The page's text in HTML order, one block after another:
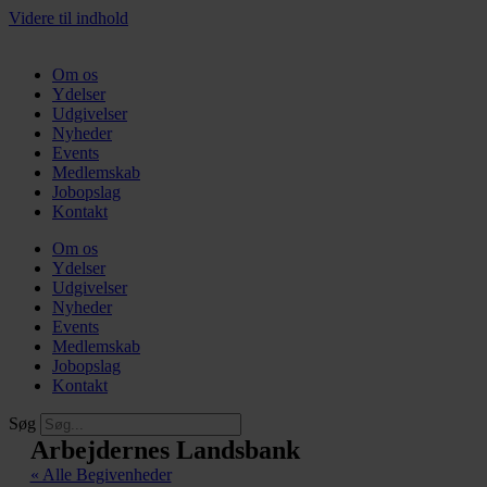
Videre til indhold
Om os
Ydelser
Udgivelser
Nyheder
Events
Medlemskab
Jobopslag
Kontakt
Om os
Ydelser
Udgivelser
Nyheder
Events
Medlemskab
Jobopslag
Kontakt
Søg
Arbejdernes Landsbank
« Alle Begivenheder